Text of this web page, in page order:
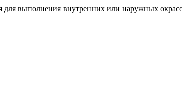
для выполнения внутренних или наружных